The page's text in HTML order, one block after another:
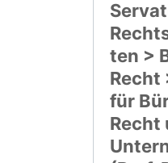
ten >
Recht
für
Recht